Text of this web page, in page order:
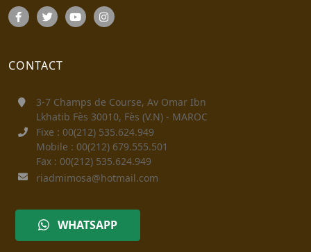
CONTACT
3-7 Champs de Course, Av Omar Ibn
Lkhatib Fès 30010, Fès (V.N) - MAROC
Fixe : 00(212) 535.624.949
Mobile : 00(212) 679.555.501
Fax : 00(212) 535.624.949
riadmimosa@hotmail.com
WHATSAPP